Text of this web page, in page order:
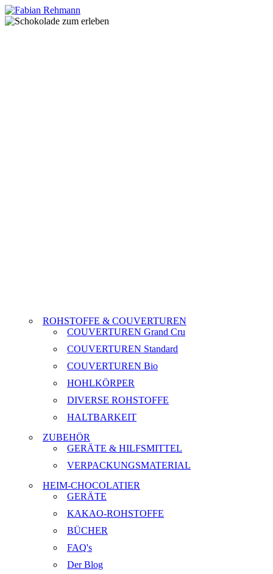
ROHSTOFFE & COUVERTUREN
COUVERTUREN Grand Cru
COUVERTUREN Standard
COUVERTUREN Bio
HOHLKÖRPER
DIVERSE ROHSTOFFE
HALTBARKEIT
ZUBEHÖR
GERÄTE & HILFSMITTEL
VERPACKUNGSMATERIAL
HEIM-CHOCOLATIER
GERÄTE
KAKAO-ROHSTOFFE
BÜCHER
FAQ's
Der Blog